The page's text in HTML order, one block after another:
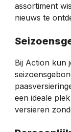
assortiment
nieuws te
Bij Action kun
een ideale
versieren